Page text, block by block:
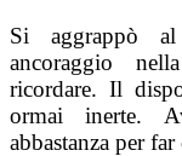
Si aggrappò
ancoraggio
ricordare. Il
ormai inerte.
abbastanza per